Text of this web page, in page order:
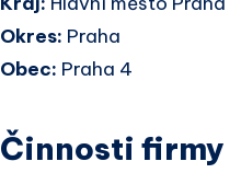
Okres: Praha
Obec: Praha 4
Činnosti firmy